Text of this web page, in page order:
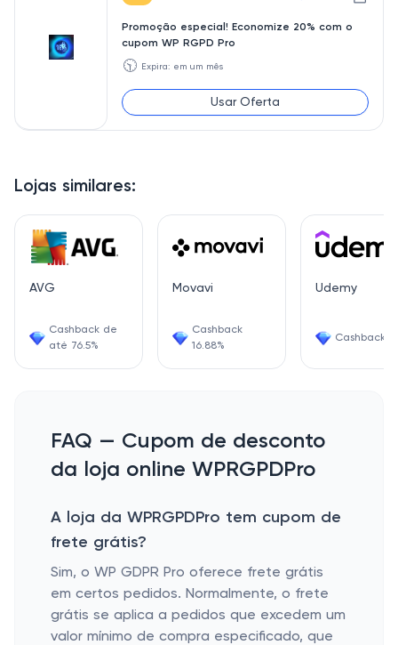
Lojas similares:
AVG
Cashback de
até 76.5%
Movavi
Cashback
16.88%
Udemy
Cashback
Promoção especial! Economize 20% com o
cupom WP RGPD Pro
🕥 Expira: em um mês
Usar Oferta
FAQ — Cupom de desconto
da loja online WPRGPDPro
A loja da WPRGPDPro tem cupom de
frete grátis?
Sim, o WP GDPR Pro oferece frete grátis
em certos pedidos. Normalmente, o frete
grátis se aplica a pedidos que excedem um
valor mínimo de compra especificado, que